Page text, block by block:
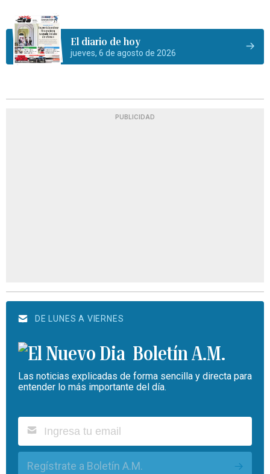
El diario de hoy
jueves, 6 de agosto de 2026
PUBLICIDAD
DE LUNES A VIERNES
Boletín A.M.
Las noticias explicadas de forma sencilla y directa para
entender lo más importante del día.
Regístrate a Boletín A.M.